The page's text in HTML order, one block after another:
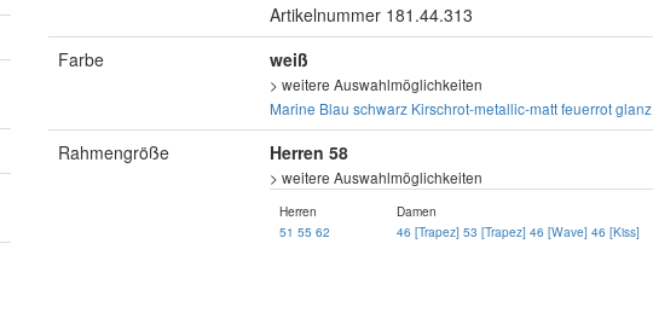
Artikelnummer 181.44.313
Farbe
weiß
> weitere Auswahlmöglichkeiten
Marine Blau schwarz Kirschrot-metallic-matt feuerrot glanz
Rahmengröße Herren 58
> weitere Auswahlmöglichkeiten
Herren
51 55 62
Damen
46 [Trapez] 53 [Trapez] 46 [Wave] 46 [Kiss]